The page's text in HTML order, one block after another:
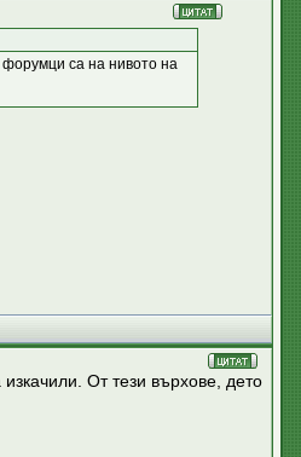
са на нивото на
От тези върхове, дето